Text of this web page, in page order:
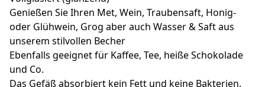
Genießen Sie Ihren Met, Wein, Traubensaft, Honig-
oder Glühwein, Grog aber auch Wasser & Saft aus
unserem stilvollen Becher
Ebenfalls geeignet für Kaffee, Tee, heiße Schokolade
und Co.
Das Gefäß absorbiert kein Fett und keine Bakterien.